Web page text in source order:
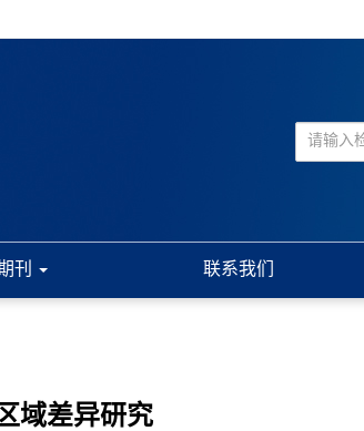
刊 联系我们
域差异研究